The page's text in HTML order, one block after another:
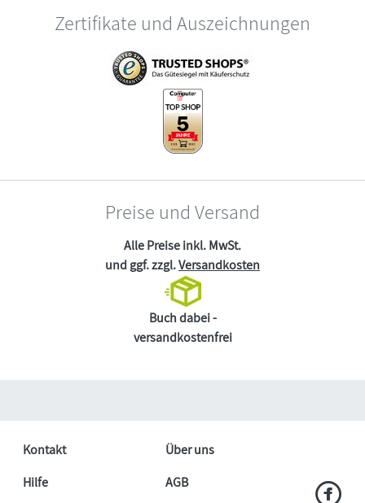
Zertifikate und Auszeichnungen
Preise und Versand
Alle Preise inkl. MwSt.
und ggf. zzgl.Versandkosten
Buch dabei -
versandkostenfrei
Kontakt
Über uns
Hilfe
AGB